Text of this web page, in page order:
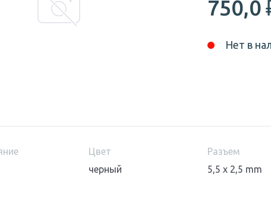
750,0
Нет в
Цвет
черный
Разъем
5,5 x 2,5 mm